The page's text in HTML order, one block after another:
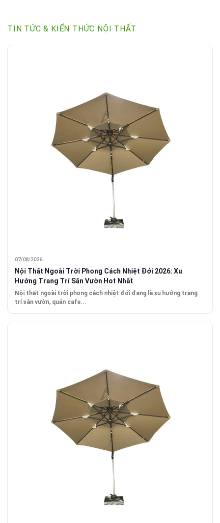
TIN TỨC & KIẾN THỨC NỘI THẤT
07/08/2026
Nội Thất Ngoài Trời Phong Cách Nhiệt Đới 2026: Xu
Hướng Trang Trí Sân Vườn Hot Nhất
Nội thất ngoài trời phong cách nhiệt đới đang là xu hướng trang
trí sân vườn, quán cafe...